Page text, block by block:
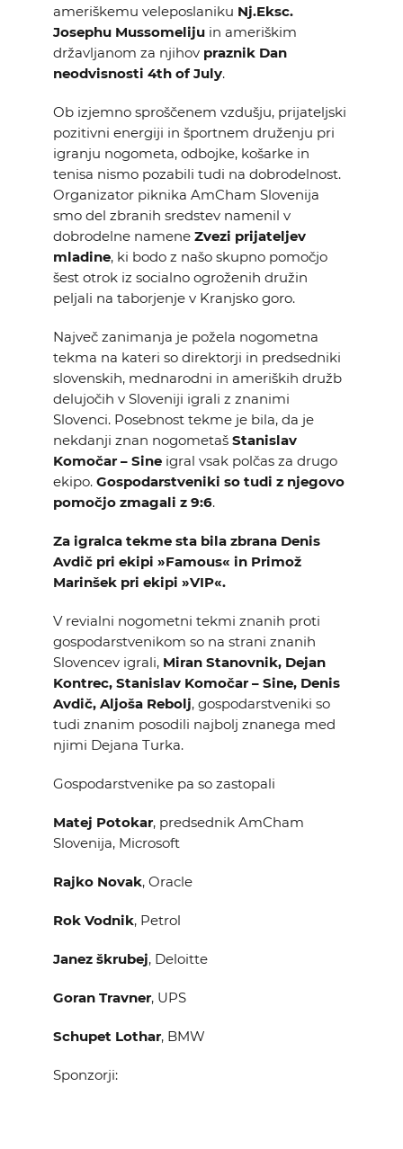
GALERIJA
ameriškemu veleposlaniku Nj.Eksc.
Josephu Mussomeliju in ameriškim
državljanom za njihov praznik Dan
neodvisnosti 4th of July.
Ob izjemno sproščenem vzdušju, prijateljski
pozitivni energiji in športnem druženju pri
igranju nogometa, odbojke, košarke in
tenisa nismo pozabili tudi na dobrodelnost.
Organizator piknika AmCham Slovenija
smo del zbranih sredstev namenil v
dobrodelne namene Zvezi prijateljev
mladine, ki bodo z našo skupno pomočjo
šest otrok iz socialno ogroženih družin
peljali na taborjenje v Kranjsko goro.
Največ zanimanja je požela nogometna
tekma na kateri so direktorji in predsedniki
slovenskih, mednarodni in ameriških družb
delujočih v Sloveniji igrali z znanimi
Slovenci. Posebnost tekme je bila, da je
nekdanji znan nogometaš Stanislav
Komočar – Sine igral vsak polčas za drugo
ekipo. Gospodarstveniki so tudi z njegovo
pomočjo zmagali z 9:6.
Za igralca tekme sta bila zbrana Denis
Avdič pri ekipi »Famous« in Primož
Marinšek pri ekipi »VIP«.
V revialni nogometni tekmi znanih proti
gospodarstvenikom so na strani znanih
Slovencev igrali,Miran Stanovnik, Dejan
Kontrec, Stanislav Komočar – Sine, Denis
Avdič, Aljoša Rebolj, gospodarstveniki so
tudi znanim posodili najbolj znanega med
njimi Dejana Turka.
Gospodarstvenike pa so zastopali
Matej Potokar, predsednik AmCham
Slovenija, Microsoft
Rajko Novak, Oracle
Rok Vodnik, Petrol
Janez škrubej, Deloitte
Goran Travner, UPS
Schupet Lothar, BMW
Sponzorji: